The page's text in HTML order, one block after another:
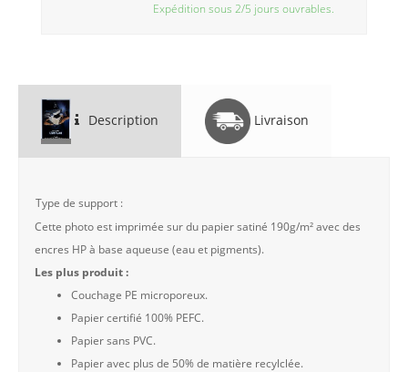
Expédition sous 2/5 jours ouvrables.
Description Livraison
Type de support :
Cette photo est imprimée sur du papier satiné 190g/m² avec des
encres HP à base aqueuse (eau et pigments).
Les plus produit :
Couchage PE microporeux.
Papier certifié 100% PEFC.
Papier sans PVC.
Papier avec plus de 50% de matière recylclée.